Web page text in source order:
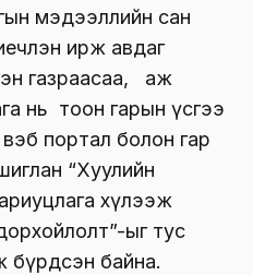
мэдээллийн сан
ирж авдаг
газраасаа, аж
нь тоон гарын үсгээ
портал болон гар
“Хуулийн
хүлээж
ыг тус
бүрдсэн байна.